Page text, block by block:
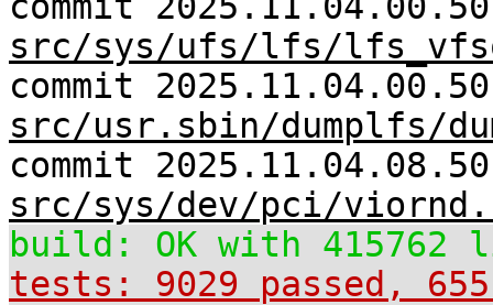
src/sys/ufs/lfs/
commit
src/usr.sbin/dumplfs/
commit
src/sys/dev/pci/
build: OK with 415762
tests: 9029 passed,